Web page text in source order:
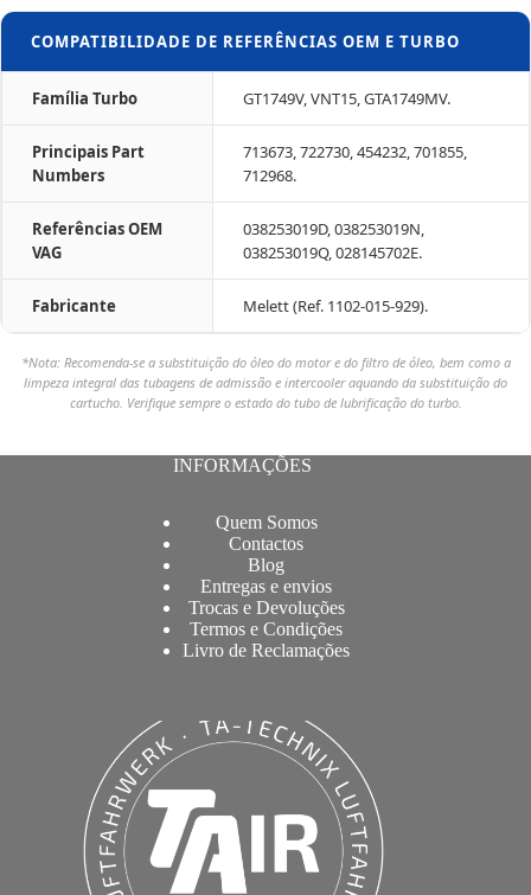
COMPATIBILIDADE DE REFERÊNCIAS OEM E TURBO
Família Turbo GT1749V, VNT15, GTA1749MV.
Principais Part
Numbers
713673, 722730, 454232, 701855,
712968.
Referências OEM
VAG
038253019D, 038253019N,
038253019Q, 028145702E.
Fabricante Melett (Ref. 1102-015-929).
*Nota: Recomenda-se a substituição do óleo do motor e do filtro de óleo, bem como a
limpeza integral das tubagens de admissão e intercooler aquando da substituição do
cartucho. Verifique sempre o estado do tubo de lubrificação do turbo.
INFORMAÇÕES
Quem Somos
Contactos
Blog
Entregas e envios
Trocas e Devoluções
Termos e Condições
Livro de Reclamações